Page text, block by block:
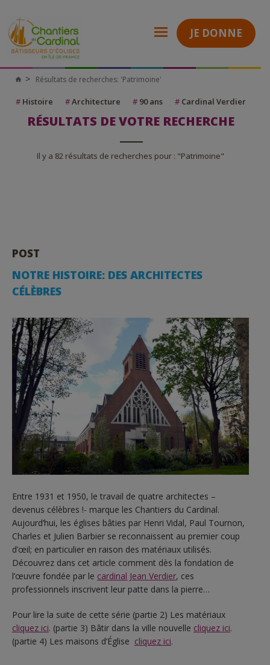
JE DONNE
Chantiers
Cardinal
Résultats de recherches: 'Patrimoine'
#Histoire #Architecture #90 ans #Cardinal Verdier
RÉSULTATS DE VOTRE RECHERCHE
Il y a 82 résultats de recherches pour : "Patrimoine"
POST
NOTRE HISTOIRE: DES ARCHITECTES
CÉLÈBRES
Entre 1931 et 1950, le travail de quatre architectes –
devenus célèbres !- marque les Chantiers du Cardinal.
Aujourd’hui, les églises bâties par Henri Vidal, Paul Tournon,
Charles et Julien Barbier se reconnaissent au premier coup
d’œil; en particulier en raison des matériaux utilisés.
Découvrez dans cet article comment dès la fondation de
l’œuvre fondée par le cardinal Jean Verdier, ces
professionnels inscrivent leur patte dans la pierre…
Pour lire la suite de cette série (partie 2) Les matériaux
cliquez ici. (partie 3) Bâtir dans la ville nouvelle cliquez ici.
(partie 4) Les maisons d’Église cliquez ici.